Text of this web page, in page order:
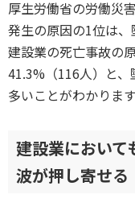
厚生労働省の労働災
発生の原因の1位は、
建設業の死亡事故の
41.3%（116人）と
多いことがわかります
建設業において
波が押し寄せる